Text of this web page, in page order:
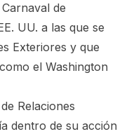
de
UU. a las que se
Exteriores y que
el Washington
Relaciones
dentro de su acción